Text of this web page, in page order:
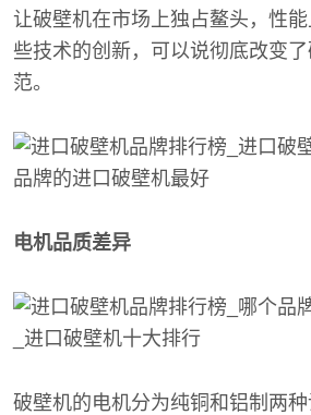
让破壁机在市场上独占鳌头，性
些技术的创新，可以说彻底改变
范。
电机品质差异
破壁机的电机分为纯铜和铝制两